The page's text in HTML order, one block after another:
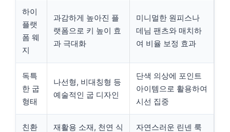
하이
플랫
폼 웨
지
과감하게 높아진 플
랫폼으로 키 높이 효
과 극대화
미니멀한 원피스나
데님 팬츠와 매치하
여 비율 보정 효과
독특
한 굽
형태
나선형, 비대칭형 등
예술적인 굽 디자인
단색 의상에 포인트
아이템으로 활용하여
시선 집중
친환
재활용 소재, 천연 식
자연스러운 린넨 룩